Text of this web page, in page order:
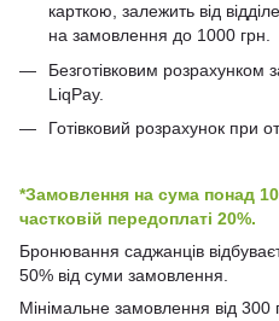
карткою, залежить від
на замовлення до 1000 грн.
Безготівковим
LiqPay.
Готівковий розрахунок при
*Замовлення на сума понад
частковій передоплаті 20%.
Бронювання саджанців
50% від суми замовлення.
Мінімальне замовлення від 300